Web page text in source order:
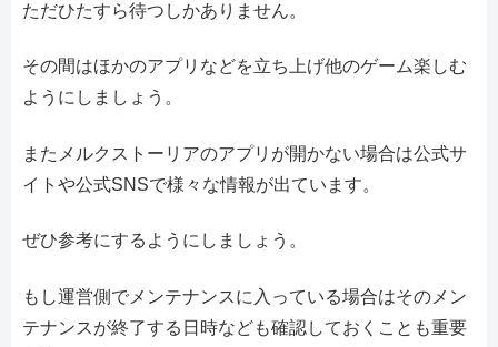
ただひたすら待つしかありません。
その間はほかのアプリなどを立ち上げ他のゲーム楽しむ
ようにしましょう。
またメルクストーリアのアプリが開かない場合は公式サ
イトや公式SNSで様々な情報が出ています。
ぜひ参考にするようにしましょう。
もし運営側でメンテナンスに入っている場合はそのメン
テナンスが終了する日時なども確認しておくことも重要